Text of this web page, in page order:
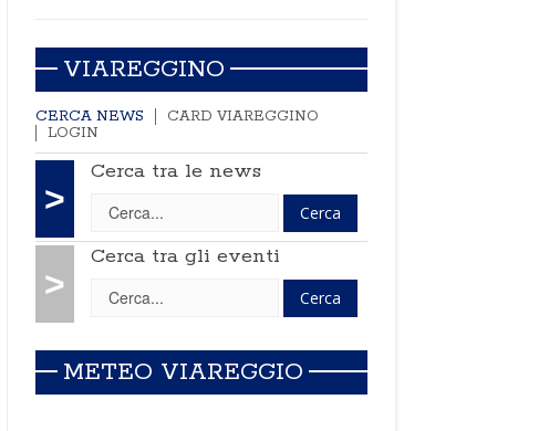
VIAREGGINO
CERCA NEWS
CARD VIAREGGINO
LOGIN
>
Cerca tra le news
>
Cerca tra gli eventi
METEO VIAREGGIO